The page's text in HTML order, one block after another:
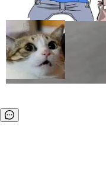
x / Windows / Harmony
x / Harmony PC curl -
r.org/solon...
文窗口。随着项目规模的
不断累积，代码仓中的模
务逻辑等关键信息往往分
件之中，形成高度复杂的
代码检索手段（如关键词
在语法层面完成文本定位
理解大规模代码仓时面临
颈。 代码仓深度理解服务
师删光 89TB 数据只为
最高人民检察院8月4日公
名90后算法工程师王某
服务器空间，删光了公司
数据。 王某2024年1月入
短剧部门，有互联网大厂
调整期间，部门三次通知
数据。2024年9月3日下午
的账号密码进入A集群，
局